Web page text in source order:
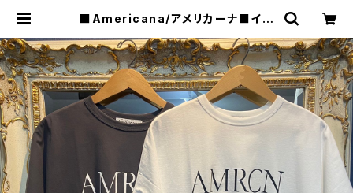
■Americana/アメリカーナ■イン
-M-698A/1■ | raquel